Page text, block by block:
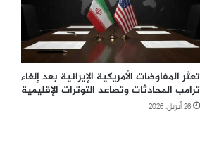
تعثر المفاوضات الأمريكية الإيرانية بعد إلغاء
ترامب المحادثات وتصاعد التوترات الإقليمية
26 أبريل، 2026